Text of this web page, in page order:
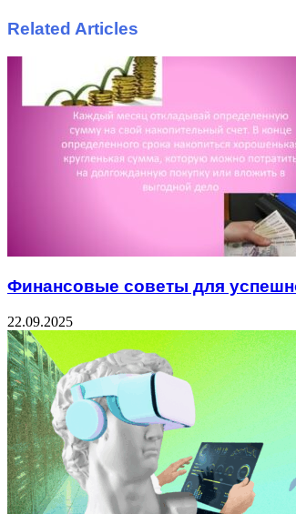
Related Articles
Финансовые советы для
22.09.2025